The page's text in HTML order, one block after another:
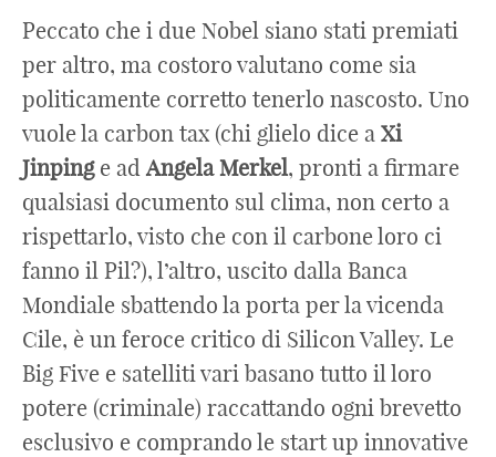
Peccato che i due Nobel siano stati premiati
per altro, ma costoro valutano come sia
politicamente corretto tenerlo nascosto. Uno
vuole la carbon tax (chi glielo dice a Xi
Jinpinge ad Angela Merkel, pronti a firmare
qualsiasi documento sul clima, non certo a
rispettarlo, visto che con il carbone loro ci
fanno il Pil?), l’altro, uscito dalla Banca
Mondiale sbattendo la porta per la vicenda
Cile, è un feroce critico di Silicon Valley. Le
Big Five e satelliti vari basano tutto il loro
potere (criminale) raccattando ogni brevetto
esclusivo e comprando le start up innovative